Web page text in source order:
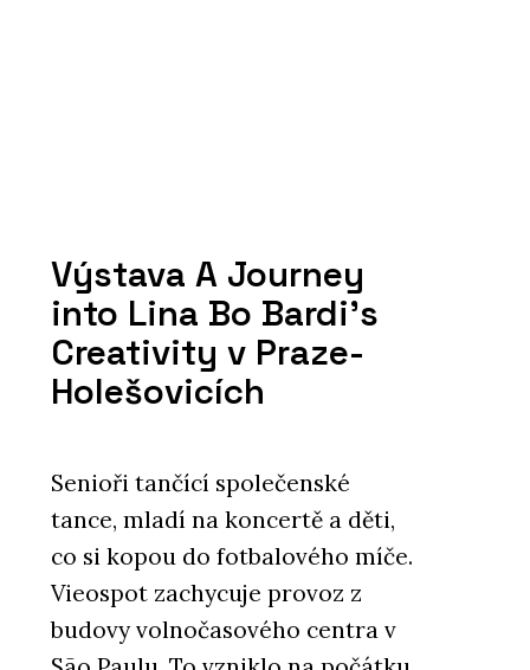
Výstava A Journey
into Lina Bo Bardi's
Creativity v Praze-
Holešovicích
Senioři tančící společenské
tance, mladí na koncertě a děti,
co si kopou do fotbalového míče.
Vieospot zachycuje provoz z
budovy volnočasového centra v